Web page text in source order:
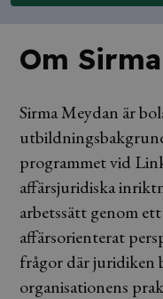
Om Sirma
Sirma Meydan är
programmet vid
affärsjuridiska
arbetssätt genom
affärsorienterat
frågor där juridiken
organisationens